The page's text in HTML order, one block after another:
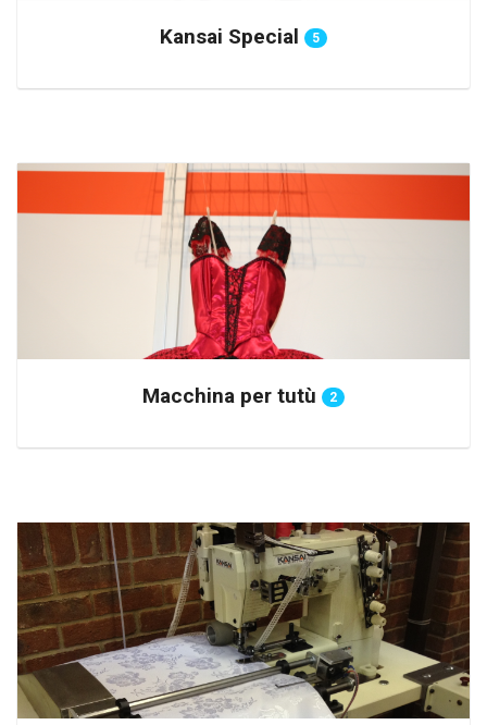
Kansai Special 5
Macchina per tutù 2